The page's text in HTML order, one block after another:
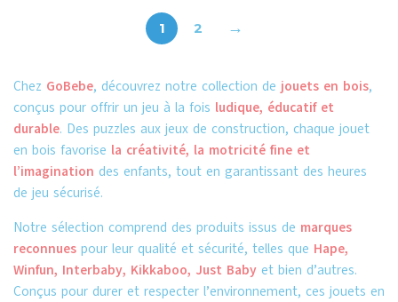
1 2 →
Chez GoBebe, découvrez notre collection de jouets en bois,
conçus pour offrir un jeu à la fois ludique, éducatif et
durable. Des puzzles aux jeux de construction, chaque jouet
en bois favorise la créativité, la motricité fine et
l’imagination des enfants, tout en garantissant des heures
de jeu sécurisé.
Notre sélection comprend des produits issus de marques
reconnues pour leur qualité et sécurité, telles que Hape,
Winfun, Interbaby, Kikkaboo, Just Baby et bien d’autres.
Conçus pour durer et respecter l’environnement, ces jouets en